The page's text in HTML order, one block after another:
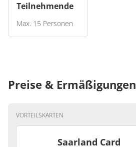
Teilnehmende
Max. 15 Personen
Preise & Ermäßigungen
VORTEILSKARTEN
Saarland Card